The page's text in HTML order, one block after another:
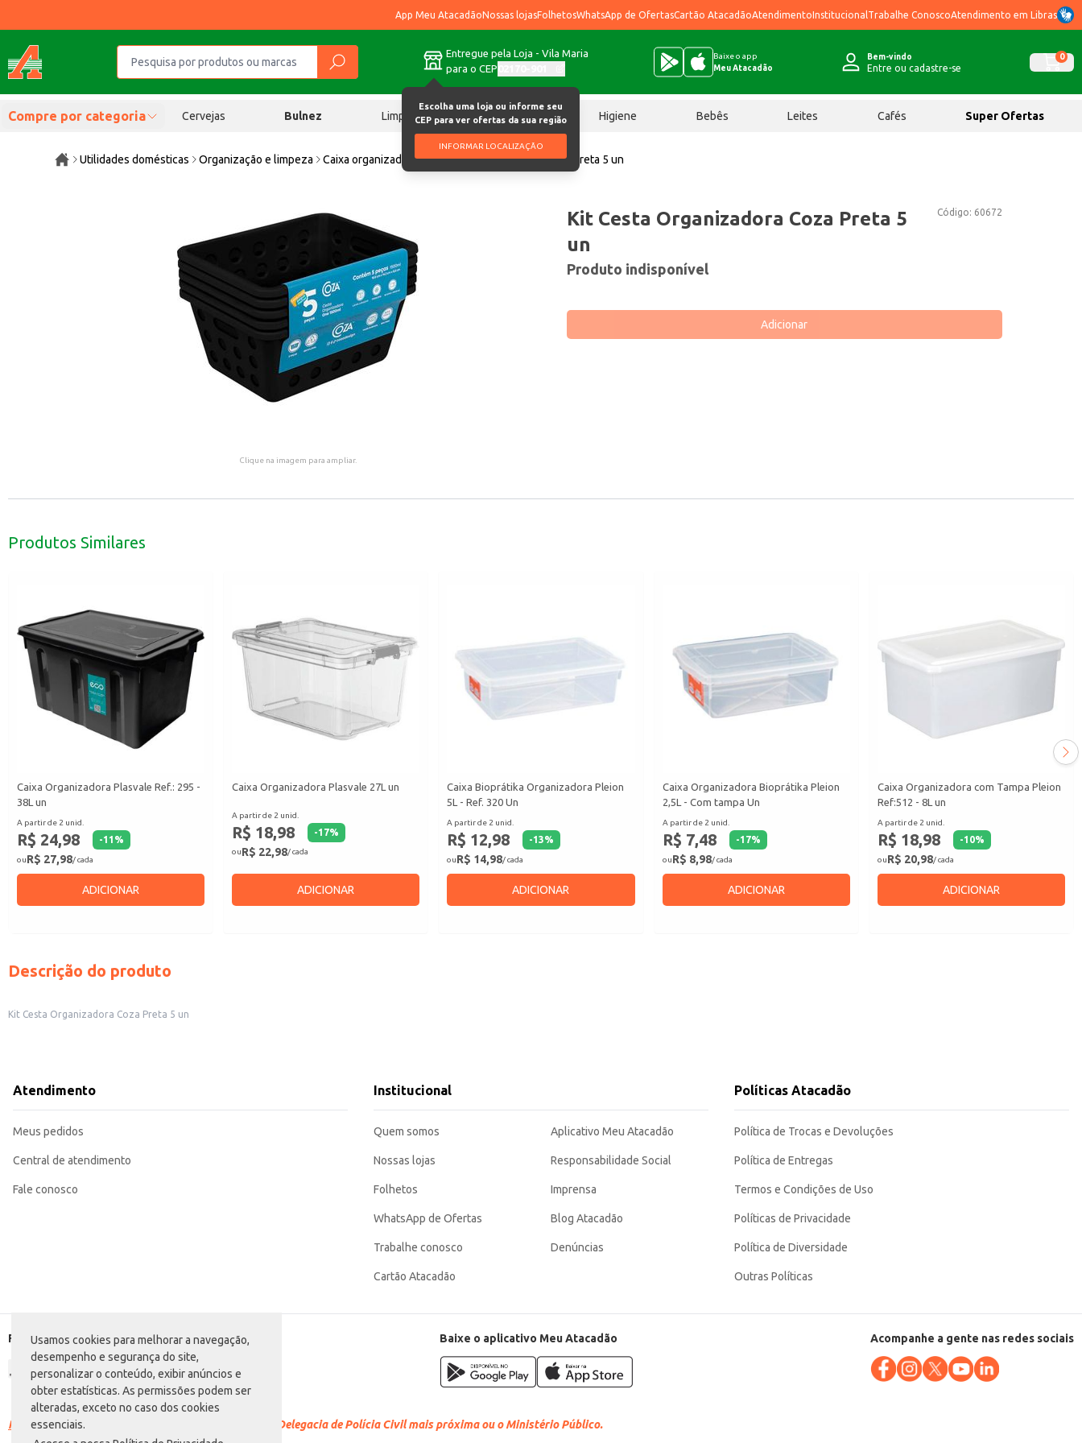
Usamos cookies para melhorar a navegação,
desempenho e segurança do site,
personalizar o conteúdo, exibir anúncios e
obter estatísticas. As permissões podem ser
alteradas, exceto no caso dos cookies
essenciais.
App Meu AtacadãoNossas lojasFolhetosWhatsApp de OfertasCartão AtacadãoAtendimentoInstitucional Trabalhe ConoscoAtendimento em Libras
Entregue pela Loja - Vila Maria
para o CEP
Escolha uma loja ou informe seu
CEP para ver ofertas da sua região
INFORMAR LOCALIZAÇÃO
Baixe o app
Meu Atacadão
Bem-vindo
Entre ou cadastre-se
0
Compre por categoria Cervejas Bulnez Limpeza Chocolates Higiene Bebês Leites Cafés Super Ofertas
Utilidades domésticas Organização e limpeza Caixa organizadora Kit Cesta Organizadora Coza Preta 5 un
Clique na imagem para ampliar.
Código: 60672
Kit Cesta Organizadora Coza Preta 5
un
Produto indisponível
Adicionar
Produtos Similares
Caixa Organizadora Plasvale Ref.: 295 -
38L un
A partir de 2 unid.
R$ 24,98 -11 %
ouR$ 27,98/ cada
ADICIONAR
Caixa Organizadora Plasvale 27L un
A partir de 2 unid.
R$ 18,98 -17%
ouR$ 22,98/ cada
ADICIONAR
Caixa Bioprátika Organizadora Pleion
5L - Ref. 320 Un
A partir de 2 unid.
R$ 12,98 -13%
ouR$ 14,98/ cada
ADICIONAR
Caixa Organizadora Bioprátika Pleion
2,5L - Com tampa Un
A partir de 2 unid.
R$ 7,48 -17%
ouR$ 8,98/ cada
ADICIONAR
Caixa Organizadora com Tampa Pleion
Ref:512 - 8L un
A partir de 2 unid.
R$ 18,98 -10%
ouR$ 20,98/ cada
ADICIONAR
Descrição do produto
Kit Cesta Organizadora Coza Preta 5 un
Atendimento
Meus pedidos
Central de atendimento
Fale conosco
Institucional
Quem somos
Nossas lojas
Folhetos
WhatsApp de Ofertas
Trabalhe conosco
Cartão Atacadão
Aplicativo Meu Atacadão
Responsabilidade Social
Imprensa
Blog Atacadão
Denúncias
Políticas Atacadão
Política de Trocas e Devoluções
Política de Entregas
Termos e Condições de Uso
Políticas de Privacidade
Política de Diversidade
Outras Políticas
Formas de pagamento Baixe o aplicativo Meu Atacadão Acompanhe a gente nas redes sociais
Racismo é crime. Denuncie. Disque 100 ou procure a Delegacia de Polícia Civil mais próxima ou o Ministério Público.